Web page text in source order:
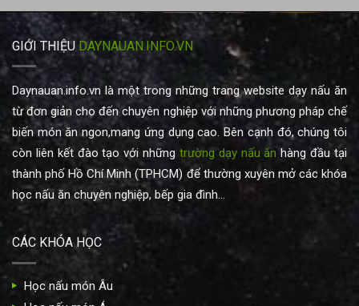
GIỚI THIỆUDAYNAUAN.INFO.VN
Daynauan.info.vn là một trong những trang website dạy nấu ăn
từ đơn giản cho đến chuyên nghiệp với những phương pháp chế
biến món ăn ngon,mang ứng dụng cao. Bên cạnh đó, chúng tôi
còn liên kết đào tạo với những trường dạy nấu ăn hàng đầu tại
thành phố Hồ Chí Minh (TPHCM) để thường xuyên mở các khóa
học nấu ăn chuyên nghiệp, bếp gia đình...
CÁC KHÓA HỌC
Học nấu món Âu